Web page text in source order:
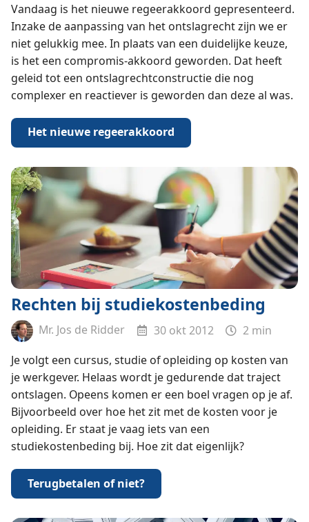
Vandaag is het nieuwe regeerakkoord gepresenteerd.
Inzake de aanpassing van het ontslagrecht zijn we er
niet gelukkig mee. In plaats van een duidelijke keuze,
is het een compromis-akkoord geworden. Dat heeft
geleid tot een ontslagrechtconstructie die nog
complexer en reactiever is geworden dan deze al was.
Het nieuwe regeerakkoord
Rechten bij studiekostenbeding
Mr. Jos de Ridder 30 okt 2012
2 min
Je volgt een cursus, studie of opleiding op kosten van
je werkgever. Helaas wordt je gedurende dat traject
ontslagen. Opeens komen er een boel vragen op je af.
Bijvoorbeeld over hoe het zit met de kosten voor je
opleiding. Er staat je vaag iets van een
studiekostenbeding bij. Hoe zit dat eigenlijk?
Terugbetalen of niet?